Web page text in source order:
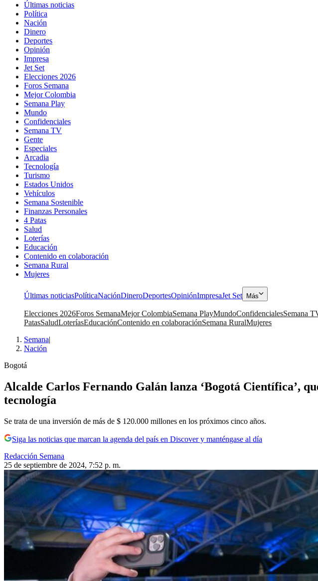
Últimas noticias
Política
Nación
Dinero
Deportes
Opinión
Impresa
Jet Set
Elecciones 2026
Foros Semana
Mejor Colombia
Semana Play
Mundo
Confidenciales
Semana TV
Gente
Especiales
Arcadia
Tecnología
Turismo
Estados Unidos
Vehículos
Semana Sostenible
Finanzas Personales
4 Patas
Salud
Loterías
Educación
Contenido en colaboración
Semana Rural
Mujeres
Últimas noticiasPolíticaNaciónDineroDeportesOpiniónImpresaJet Set Más
Elecciones 2026Foros SemanaMejor ColombiaSemana PlayMundoConfidencialesSemana
PatasSaludLoteríasEducaciónContenido en colaboraciónSemana RuralMujeres
Semana|
Nación
Bogotá
Alcalde Carlos Fernando Galán lanza ‘Bogotá Científica’,
tecnología
Se trata de una inversión de más de $ 120.000 millones en los próximos cinco años.
Siga las noticias que marcan la agenda del país en Discover y manténgase al día
Redacción Semana
25 de septiembre de 2024, 7:52 p. m.